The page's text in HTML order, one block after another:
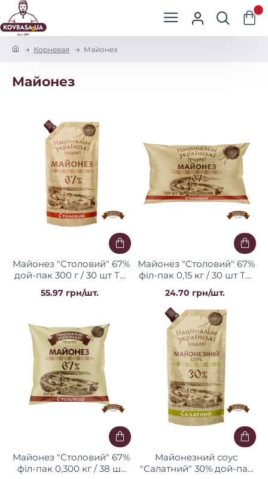
0
e
Корневая Майонез
Майонез
Майонез "Столовий" 67%
дой-пак 300 г / 30 шт ТМ
55.97 грн/шт.
Майонез "Столовий" 67%
філ-пак 0,15 кг / 30 шт ТМ
24.70 грн/шт.
Майонез "Столовий" 67%
філ-пак 0,300 кг / 38 шт
Майонезний соус
"Салатний" 30% дой-пак